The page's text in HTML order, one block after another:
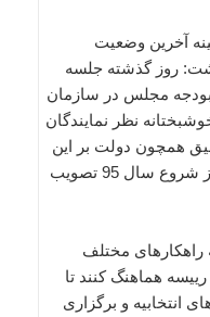
آخرین وضعیت
1395 اظهارداشت: روز گذشته جلسه
مجلس در سازمان
نظر نمایندگان
همچون دولت بر این
بود که اگر ما بتوانیم بودجه را قبل از شروع سال 95 تصویب
مختلف
هماهنگ کنند تا
انتخابیه و برگزاری